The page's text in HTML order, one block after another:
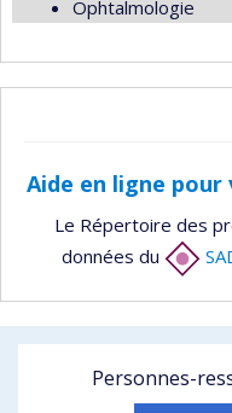
Ophtalmologie
Aide en ligne
Le Répertoire des
données du
Personnes-